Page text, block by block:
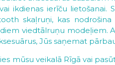
ikdienas ierīču
skaļruņi, kas
viedtālruņu modeļiem.
Jūs saņemat
mūsu veikalā Rīgā vai